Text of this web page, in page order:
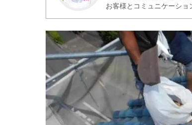
お客様とコミュニケーショ